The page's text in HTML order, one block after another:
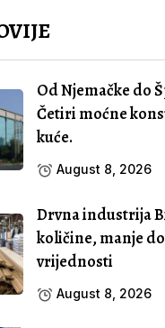
Od Njemačke do
Četiri moćne
kuće.
August 8, 2026
Drvna industrija
količine, manje
vrijednosti
August 8, 2026